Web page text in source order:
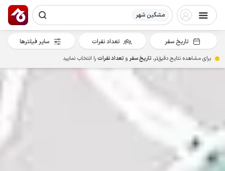
مشگین شهر
تاریخ سفر تعداد نفرات سایر فیلترها
برای مشاهده نتایج دقیق‌تر، تاریخ سفرو تعداد نفراترا انتخاب نمایید